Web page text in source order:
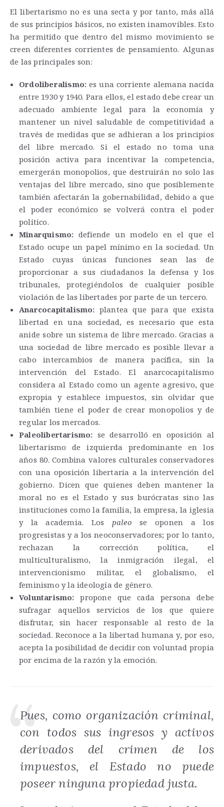
El libertarismo no es una secta y por tanto, más allá
de sus principios básicos, no existen inamovibles. Esto
ha permitido que dentro del mismo movimiento se
creen diferentes corrientes de pensamiento. Algunas
de las principales son:
Ordoliberalismo: es una corriente alemana nacida
entre 1930 y 1940. Para ellos, el estado debe crear un
adecuado ambiente legal para la economía y
mantener un nivel saludable de competitividad a
través de medidas que se adhieran a los principios
del libre mercado. Si el estado no toma una
posición activa para incentivar la competencia,
emergerán monopolios, que destruirán no solo las
ventajas del libre mercado, sino que posiblemente
también afectarán la gobernabilidad, debido a que
el poder económico se volverá contra el poder
político.
Minarquismo: defiende un modelo en el que el
Estado ocupe un papel mínimo en la sociedad. Un
Estado cuyas únicas funciones sean las de
proporcionar a sus ciudadanos la defensa y los
tribunales, protegiéndolos de cualquier posible
violación de las libertades por parte de un tercero.
Anarcocapitalismo: plantea que para que exista
libertad en una sociedad, es necesario que esta
anide sobre un sistema de libre mercado. Gracias a
una sociedad de libre mercado es posible llevar a
cabo intercambios de manera pacífica, sin la
intervención del Estado. El anarcocapitalismo
considera al Estado como un agente agresivo, que
expropia y establece impuestos, sin olvidar que
también tiene el poder de crear monopolios y de
regular los mercados.
Paleolibertarismo: se desarrolló en oposición al
libertarismo de izquierda predominante en los
años 80. Combina valores culturales conservadores
con una oposición libertaria a la intervención del
gobierno.​ Dicen que quienes deben mantener la
moral no es el Estado y sus burócratas sino las
instituciones como la familia, la empresa, la iglesia
y la academia. Los paleo se oponen a los
progresistas y a los neoconservadores; por lo tanto,
rechazan la corrección política, el
multiculturalismo, la inmigración ilegal, el
intervencionismo militar, el globalismo, el
feminismo y la ideología de género.
Voluntarismo: propone que cada persona debe
sufragar aquellos servicios de los que quiere
disfrutar, sin hacer responsable al resto de la
sociedad. Reconoce a la libertad humana y, por eso,
acepta la posibilidad de decidir con voluntad propia
por encima de la razón y la emoción.
Pues, como organización criminal,
con todos sus ingresos y activos
derivados del crimen de los
impuestos, el Estado no puede
poseer ninguna propiedad justa.